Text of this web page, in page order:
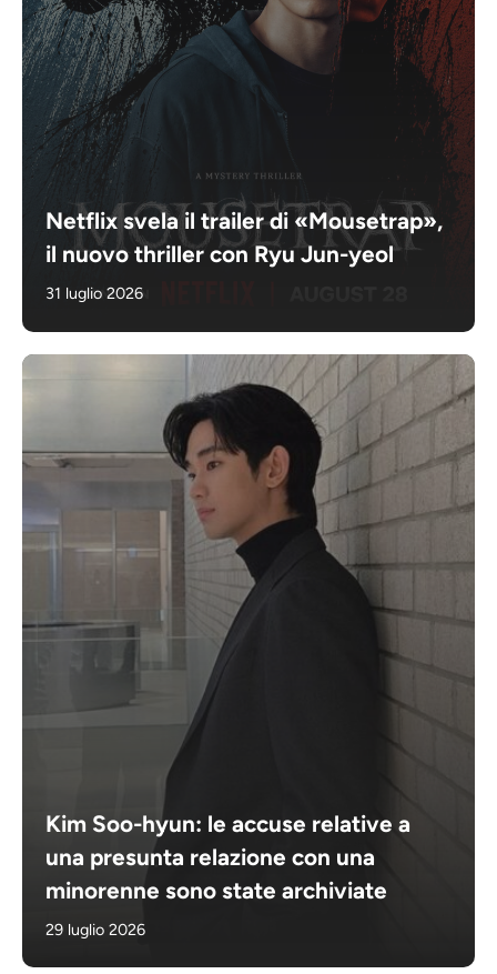
Netflix svela il trailer di «Mousetrap»,
il nuovo thriller con Ryu Jun-yeol
31 luglio 2026
Kim Soo-hyun: le accuse relative a
una presunta relazione con una
minorenne sono state archiviate
29 luglio 2026